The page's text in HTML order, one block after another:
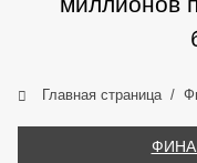
Главная страница